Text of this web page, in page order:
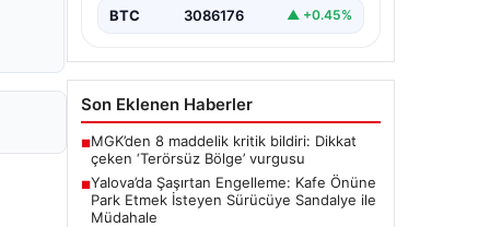
BTC 3086176 ▲ +0.45%
Son Eklenen Haberler
■MGK’den 8 maddelik kritik bildiri: Dikkat
çeken ‘Terörsüz Bölge’ vurgusu
■Yalova’da Şaşırtan Engelleme: Kafe Önüne
Park Etmek İsteyen Sürücüye Sandalye ile
Müdahale